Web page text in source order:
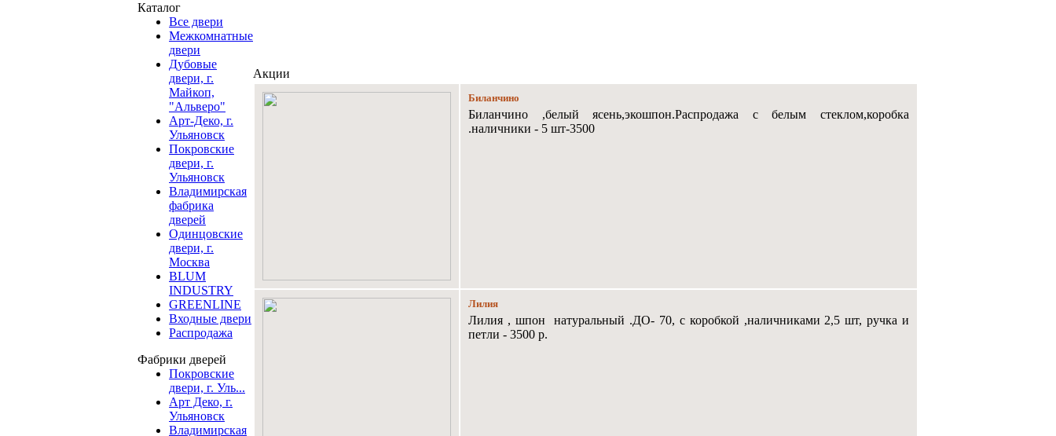
Каталог
Все двери
Межкомнатные
двери
Дубовые
двери, г.
Майкоп,
"Альверо"
Арт-Деко, г.
Ульяновск
Покровские
двери, г.
Ульяновск
Владимирская
фабрика
дверей
Одинцовские
двери, г.
Москва
BLUM
INDUSTRY
GREENLINE
Входные двери
Распродажа
Фабрики дверей
Покровские
двери, г. Уль...
Арт Деко, г.
Ульяновск
Владимирская
Акции
Биланчино
Биланчино ,белый ясень,экошпон.Распродажа с белым стеклом,коробка
.наличники - 5 шт-3500
Лилия
Лилия , шпон натуральный .ДО- 70, с коробкой ,наличниками 2,5 шт, ручка и
петли - 3500 р.